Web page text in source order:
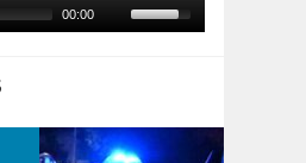
00:00